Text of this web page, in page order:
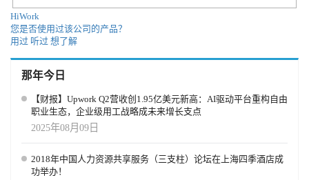
HiWork
您是否使用过该公司的产品？
用过 听过 想了解
那年今日
【财报】Upwork Q2营收创1.95亿美元新高：AI驱动平台重构自由
职业生态，企业级用工战略成未来增长支点
2025年08月09日
2018年中国人力资源共享服务（三支柱）论坛在上海四季酒店成
功举办！